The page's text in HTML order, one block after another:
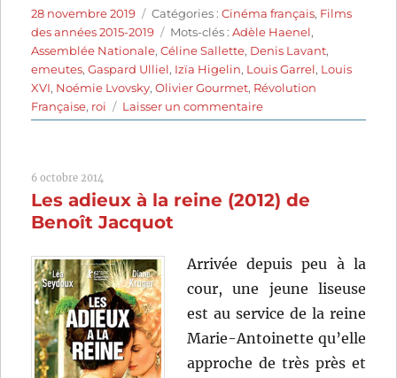
Publié
le
28 novembre 2019 Catégories
Catégories :Cinéma français, Films
des années 2015-2019
Étiquettes
Mots-clés :Adèle Haenel,
Assemblée Nationale,Céline Sallette, Denis Lavant,
emeutes,Gaspard Ulliel, Izïa Higelin, Louis Garrel, Louis
XVI, Noémie Lvovsky,Olivier Gourmet, Révolution
Française, roi Laisser un commentairesur
Un
roi
Schoeller
6 octobre 2014
Les adieux à la reine (2012) de
Benoît Jacquot
Arrivée depuis peu à la
cour, une jeune liseuse
est au service de la reine
Marie-Antoinette qu’elle
approche de très près et